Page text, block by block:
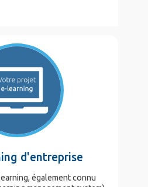
d'entreprise
également connu